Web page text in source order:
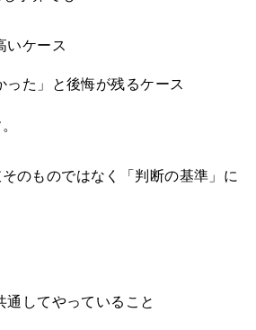
いケース
った」と後悔が残るケース
のものではなく「判断の基準」に
通してやっていること